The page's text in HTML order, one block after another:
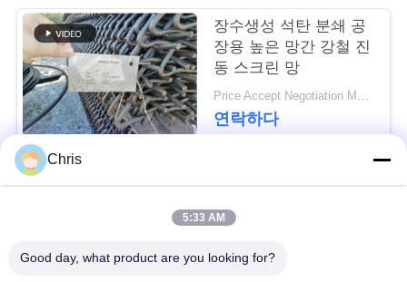
인
용
문
을
요
하
장수생성 석탄 분쇄 공
장용 높은 망간 강철 진
동 스크린 망
Price Accept Negotiation MOQ:10개
연락하다
비 부직물 산업용 롤러
Chris
5:33 AM
Good day, what product are you looking for?